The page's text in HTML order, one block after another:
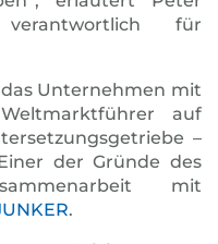
für
Unternehmen mit
auf
–
der Gründe des
mit
.